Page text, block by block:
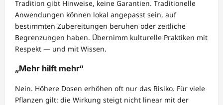
Tradition gibt Hinweise, keine Garantien. Traditionelle
Anwendungen können lokal angepasst sein, auf
bestimmten Zubereitungen beruhen oder zeitliche
Begrenzungen haben. Übernimm kulturelle Praktiken mit
Respekt — und mit Wissen.
„Mehr hilft mehr“
Nein. Höhere Dosen erhöhen oft nur das Risiko. Für viele
Pflanzen gilt: die Wirkung steigt nicht linear mit der